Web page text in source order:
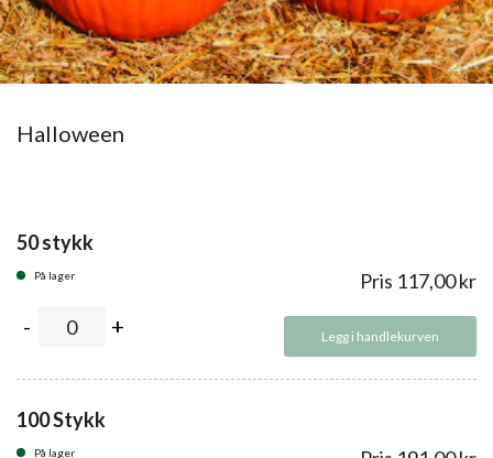
Halloween
50 stykk
På lager Pris 117,00kr
Legg i handlekurven
100 Stykk
På lager